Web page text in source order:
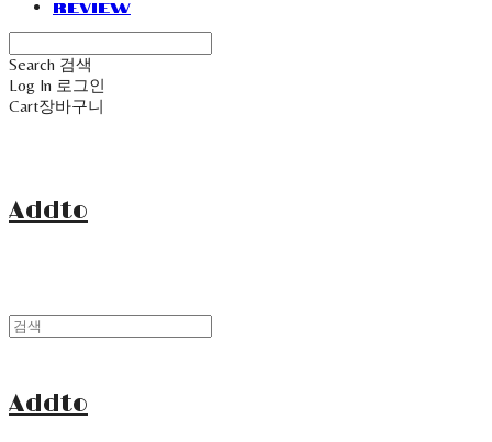
Review
Search 검색
Log In 로그인
Cart장바구니
Addto
Addto